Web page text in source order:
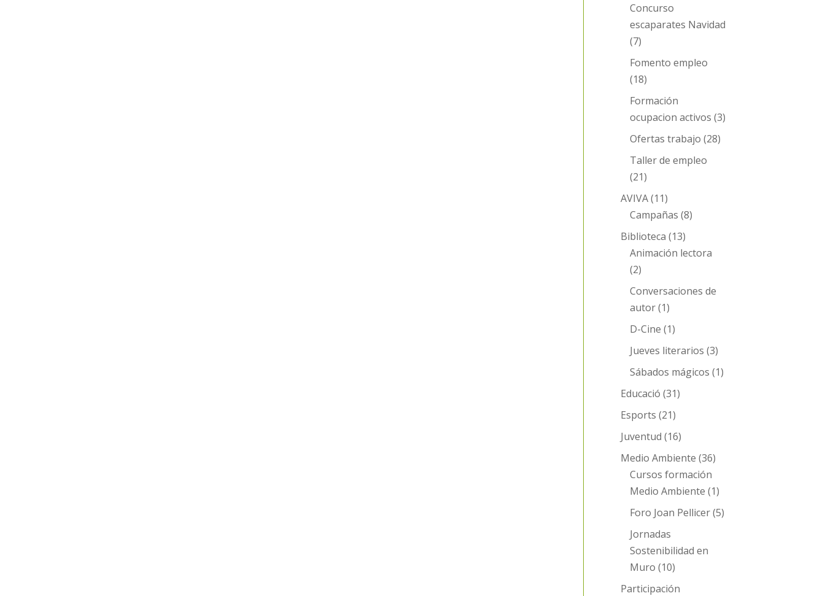
Concurso
escaparates Navidad
(7)
Fomento empleo
(18)
Formación
ocupacion activos (3)
Ofertas trabajo (28)
Taller de empleo
(21)
AVIVA(11)
Campañas (8)
Biblioteca (13)
Animación lectora
(2)
Conversaciones de
autor(1)
D-Cine (1)
Jueves literarios (3)
Sábados mágicos (1)
Educació (31)
Esports (21)
Juventud (16)
Medio Ambiente (36)
Cursos formación
Medio Ambiente (1)
Foro Joan Pellicer(5)
Jornadas
Sostenibilidad en
Muro (10)
Participación